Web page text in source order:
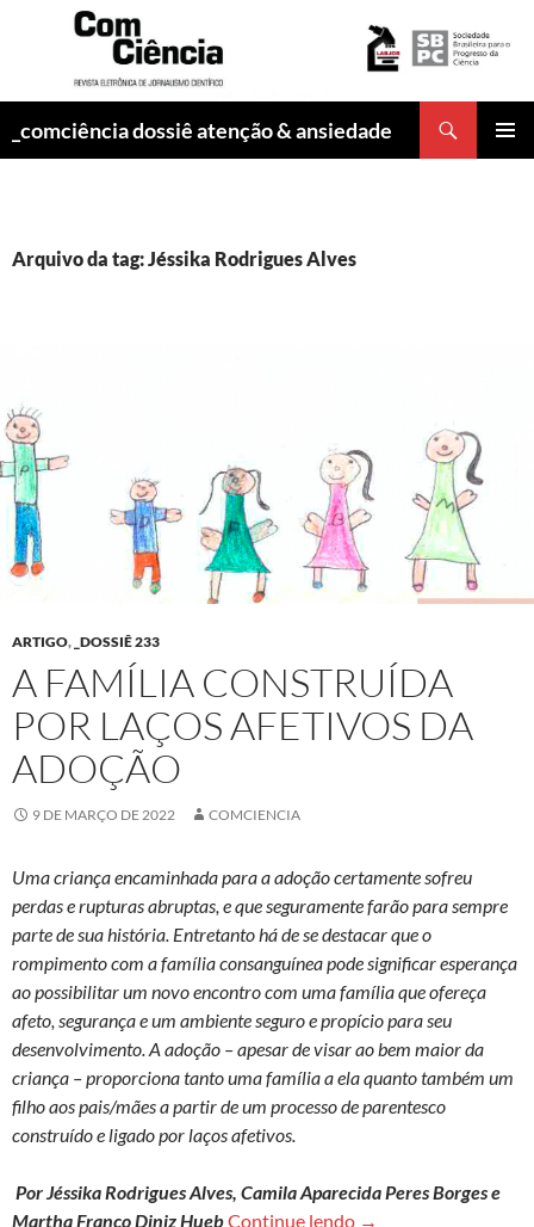
_comciência dossiê atenção & ansiedade
Arquivo da tag: Jéssika Rodrigues Alves
ARTIGO, _DOSSIÊ 233
A FAMÍLIA CONSTRUÍDA
POR LAÇOS AFETIVOS DA
ADOÇÃO
9 DE MARÇO DE 2022 COMCIENCIA
Uma criança encaminhada para a adoção certamente sofreu
perdas e rupturas abruptas, e que seguramente farão para sempre
parte de sua história. Entretanto há de se destacar que o
rompimento com a família consanguínea pode significar esperança
ao possibilitar um novo encontro com uma família que ofereça
afeto, segurança e um ambiente seguro e propício para seu
desenvolvimento. A adoção – apesar de visar ao bem maior da
criança – proporciona tanto uma família a ela quanto também um
filho aos pais/mães a partir de um processo de parentesco
construído e ligado por laços afetivos.
Por Jéssika Rodrigues Alves, Camila Aparecida Peres Borges e
Martha Franco Diniz HuebContinue lendo A família construída
→